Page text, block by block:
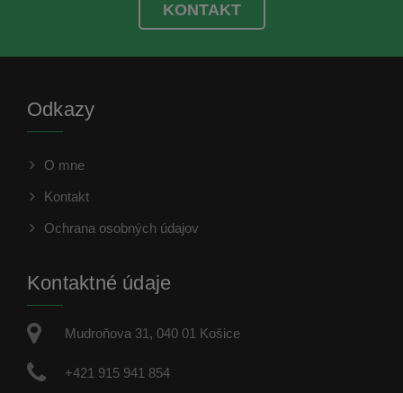
KONTAKT
Odkazy
O mne
Kontakt
Ochrana osobných údajov
Kontaktné údaje
Mudroňova 31, 040 01 Košice
+421 915 941 854